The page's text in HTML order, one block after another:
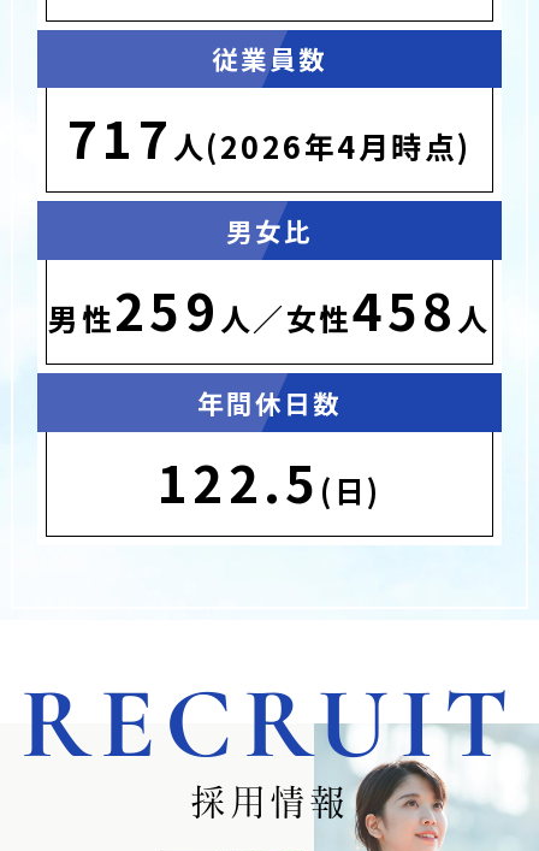
従業員数
717人(2026年4月時点)
男女比
男性259人／女性458人
年間休日数
122.5 (日)
RECRUIT
採用情報